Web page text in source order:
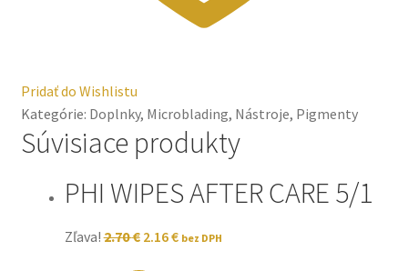
Pridať do Wishlistu
Kategórie: Doplnky, Microblading, Nástroje, Pigmenty
Súvisiace produkty
PHI WIPES AFTER CARE 5/1
Zľava!2.70€ Original
2.16€Current
bez DPH